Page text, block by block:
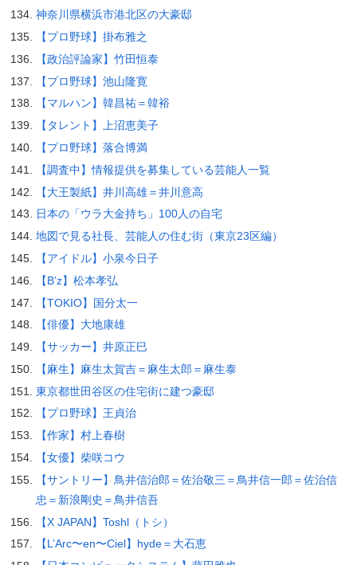
神奈川県横浜市港北区の大豪邸
【プロ野球】掛布雅之
【政治評論家】竹田恒泰
【プロ野球】池山隆寛
【マルハン】韓昌祐＝韓裕
【タレント】上沼恵美子
【プロ野球】落合博満
【調査中】情報提供を募集している芸能人一覧
【大王製紙】井川高雄＝井川意高
日本の「ウラ大金持ち」100人の自宅
地図で見る社長、芸能人の住む街（東京23区編）
【アイドル】小泉今日子
【B’z】松本孝弘
【TOKIO】国分太一
【俳優】大地康雄
【サッカー】井原正巳
【麻生】麻生太賀吉＝麻生太郎＝麻生泰
東京都世田谷区の住宅街に建つ豪邸
【プロ野球】王貞治
【作家】村上春樹
【女優】柴咲コウ
【サントリー】鳥井信治郎＝佐治敬三＝鳥井信一郎＝佐治信
忠＝新浪剛史＝鳥井信吾
【X JAPAN】Toshl（トシ）
【L’Arc〜en〜Ciel】hyde＝大石恵